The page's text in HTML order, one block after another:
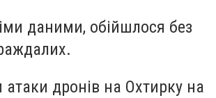
даними, обійшлося без
атаки дронів на Охтирку на